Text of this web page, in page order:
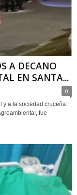
A DECANO
EN SANTA...
0
y a la sociedad cruceña:
fue